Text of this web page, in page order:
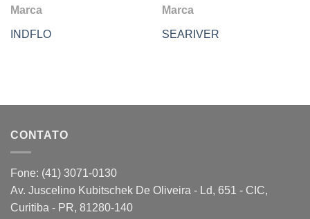
Marca
INDFLO
Marca
SEARIVER
CONTATO
Fone: (41) 3071-0130
Av. Juscelino Kubitschek De Oliveira - Ld, 651 - CIC,
Curitiba - PR, 81280-140